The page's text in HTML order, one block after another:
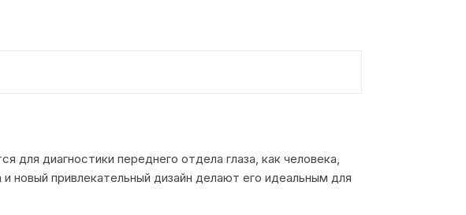
для диагностики переднего отдела глаза, как человека,
новый привлекательный дизайн делают его идеальным для